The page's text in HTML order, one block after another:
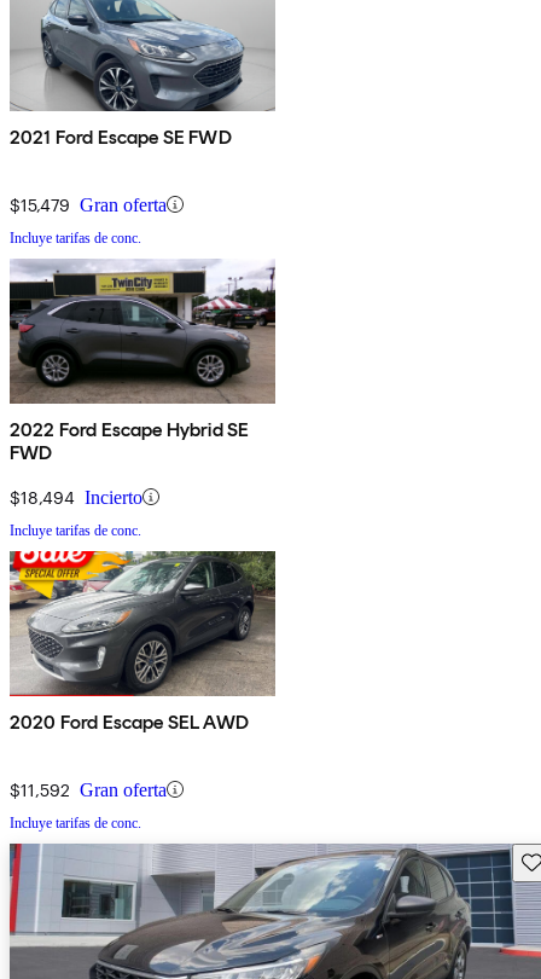
2021 Ford Escape SE FWD
$15,479 Gran oferta
Incluye tarifas de conc.
2022 Ford Escape Hybrid SE
FWD
$18,494 Incierto
Incluye tarifas de conc.
2020 Ford Escape SEL AWD
$11,592 Gran oferta
Incluye tarifas de conc.